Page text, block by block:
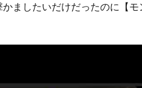
ましたいだけだったのに【モ